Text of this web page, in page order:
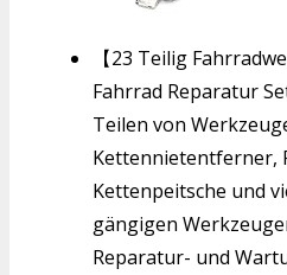
【23 Teilig
Fahrrad Reparatur
Teilen von
Kettennietentferner,
Kettenpeitsche und
gängigen
Reparatur- und